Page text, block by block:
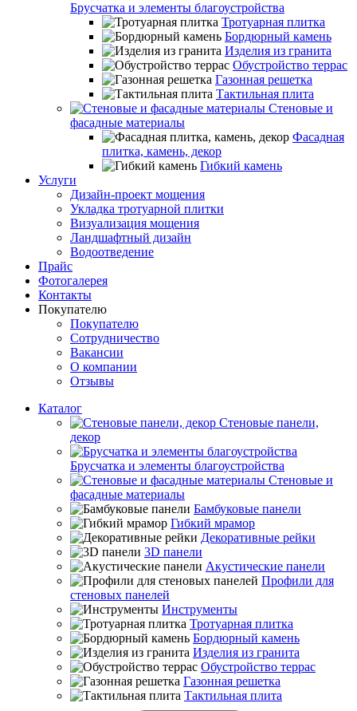
Брусчатка и элементы благоустройства
Тротуарная плитка
Бордюрный камень
Изделия из гранита
Обустройство террас
Газонная решетка
Тактильная плита
Стеновые и
фасадные материалы
Фасадная
плитка, камень, декор
Гибкий камень
Услуги
Дизайн-проект мощения
Укладка тротуарной плитки
Визуализация мощения
Ландшафтный дизайн
Водоотведение
Прайс
Фотогалерея
Контакты
Покупателю
Покупателю
Сотрудничество
Вакансии
О компании
Отзывы
Каталог
Стеновые панели,
декор
Брусчатка и элементы благоустройства
Стеновые и
фасадные материалы
Бамбуковые панели
Гибкий мрамор
Декоративные рейки
3D панели
Акустические панели
Профили для
стеновых панелей
Инструменты
Тротуарная плитка
Бордюрный камень
Изделия из гранита
Обустройство террас
Газонная решетка
Тактильная плита